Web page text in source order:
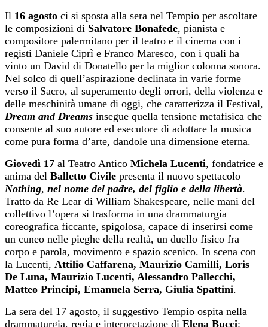
Il 16 agosto ci si sposta alla sera nel Tempio per ascoltare
le composizioni di Salvatore Bonafede, pianista e
compositore palermitano per il teatro e il cinema con i
registi Daniele Ciprì e Franco Maresco, con i quali ha
vinto un David di Donatello per la miglior colonna sonora.
Nel solco di quell’aspirazione declinata in varie forme
verso il Sacro, al superamento degli orrori, della violenza e
delle meschinità umane di oggi, che caratterizza il Festival,
Dream and Dreams insegue quella tensione metafisica che
consente al suo autore ed esecutore di adottare la musica
come pura forma d’arte, dandole una dimensione eterna.
Giovedì 17 al Teatro Antico Michela Lucenti, fondatrice e
anima del Balletto Civile presenta il nuovo spettacolo
Nothing, nel nome del padre, del figlio e della libertà.
Tratto da Re Lear di William Shakespeare, nelle mani del
collettivo l’opera si trasforma in una drammaturgia
coreografica ficcante, spigolosa, capace di inserirsi come
un cuneo nelle pieghe della realtà, un duello fisico fra
corpo e parola, movimento e spazio scenico. In scena con
la Lucenti, Attilio Caffarena, Maurizio Camilli, Loris
De Luna, Maurizio Lucenti, Alessandro Pallecchi,
Matteo Principi, Emanuela Serra, Giulia Spattini.
La sera del 17 agosto, il suggestivo Tempio ospita nella
drammaturgia, regia e interpretazione di Elena Bucci: